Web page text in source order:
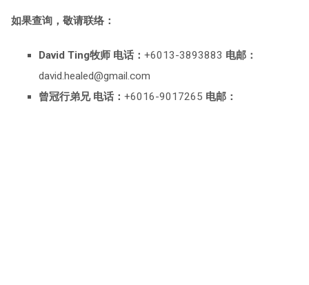
如果查询，敬请联络：
David Ting牧师 电话： +6013-3893883 电邮：
david.healed@gmail.com
曾冠行弟兄 电话： +6016-9017265 电邮：